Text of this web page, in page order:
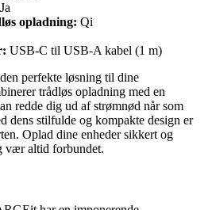
Ja
opladning: Qi
USB-C til USB-A kabel (1 m)
perfekte løsning til dine
trådløs opladning med en
redde dig ud af strømnød når som
dens stilfulde og kompakte design er
Oplad dine enheder sikkert og
vær altid forbundet.